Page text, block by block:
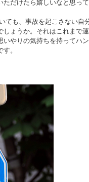
だけたら嬉しいなと思っ
ても、事故を起こさない自
ょうか。それはこれまで
やりの気持ちを持ってハ
。